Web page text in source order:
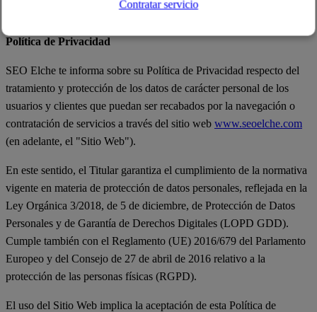
fuero que pudiera corresponderles.
Política de Privacidad
SEO Elche te informa sobre su Política de Privacidad respecto del
tratamiento y protección de los datos de carácter personal de los
usuarios y clientes que puedan ser recabados por la navegación o
contratación de servicios a través del sitio web www.seoelche.com
(en adelante, el "Sitio Web").
En este sentido, el Titular garantiza el cumplimiento de la normativa
vigente en materia de protección de datos personales, reflejada en la
Ley Orgánica 3/2018, de 5 de diciembre, de Protección de Datos
Personales y de Garantía de Derechos Digitales (LOPD GDD).
Cumple también con el Reglamento (UE) 2016/679 del Parlamento
Europeo y del Consejo de 27 de abril de 2016 relativo a la
protección de las personas físicas (RGPD).
El uso del Sitio Web implica la aceptación de esta Política de
Contratar servicio